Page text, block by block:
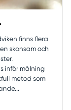
finns flera
skonsam och
inför målning
metod som